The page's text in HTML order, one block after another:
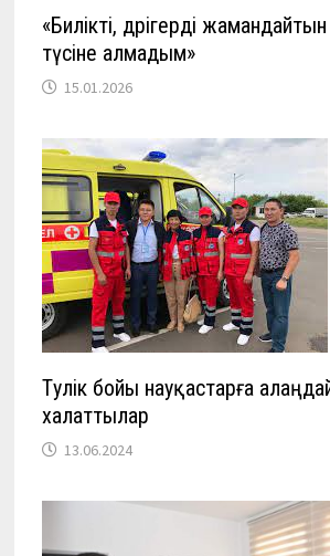
«Билікті, дәрігерді
түсіне алмадым»
15.01.2026
Тәулік бойы науқастарға
халаттылар
13.06.2024